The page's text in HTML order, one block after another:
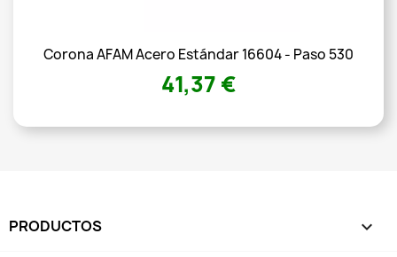
Corona AFAM Acero Estándar 16604 - Paso 530
41,37 €
PRODUCTOS 